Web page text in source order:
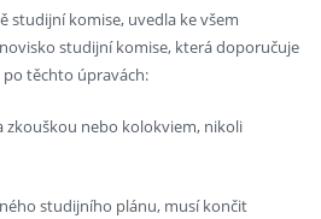
studijní komise, uvedla ke všem
studijní komise, která doporučuje
těchto úpravách:
zkouškou nebo kolokviem, nikoli
studijního plánu, musí končit